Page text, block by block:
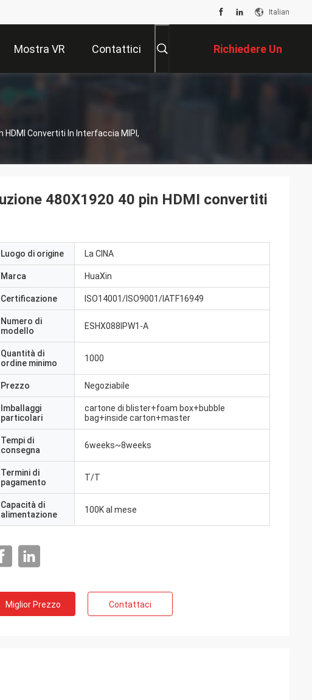
Italian
Mostra VR Contattici Richiedere Un
Preventivo
HDMI Convertiti In Interfaccia MIPI,
480X1920 40 pin HDMI convertiti
Luogo di origine La CINA
Marca HuaXin
Certificazione ISO14001/ISO9001/IATF16949
Numero di
modello
ESHX088IPW1-A
Quantità di
ordine minimo
1000
Prezzo Negoziabile
Imballaggi
particolari
cartone di blister+foam box+bubble
bag+inside carton+master
Tempi di
consegna
6weeks~8weeks
Termini di
pagamento
T/T
Capacità di
alimentazione
100K al mese
Miglior Prezzo Contattaci